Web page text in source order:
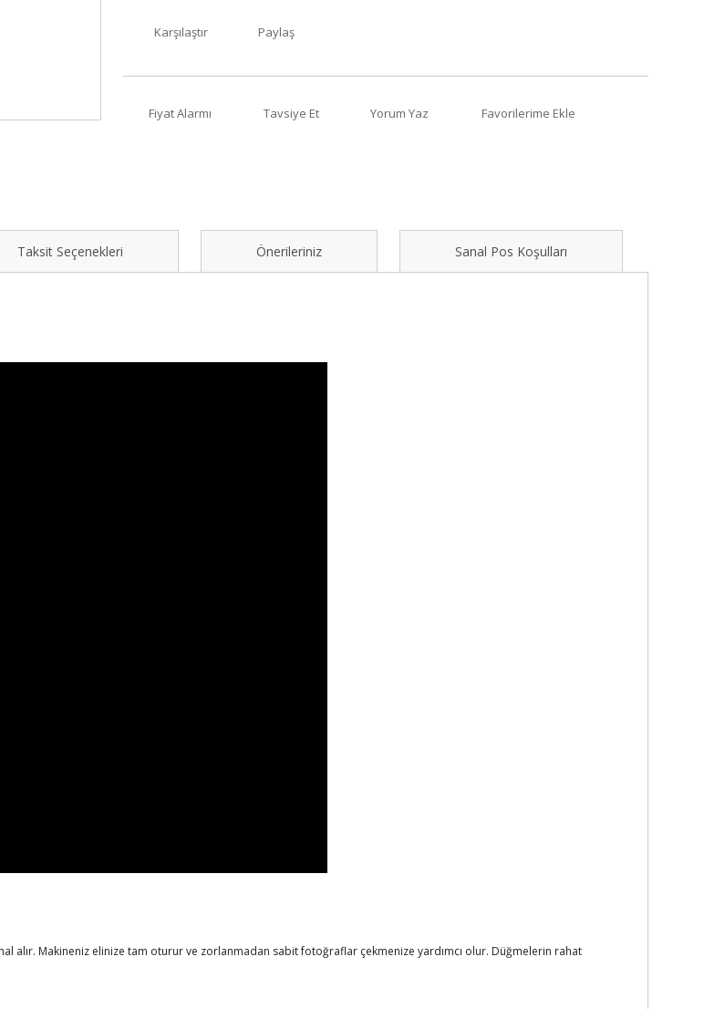
Karşılaştır Paylaş
Fiyat Alarmı Tavsiye Et Yorum Yaz
Taksit Seçenekleri Önerileriniz Sanal Pos Koşulları
alır. Makineniz elinize tam oturur ve zorlanmadan sabit fotoğraflar çekmenize yardımcı olur. Düğmelerin rahat